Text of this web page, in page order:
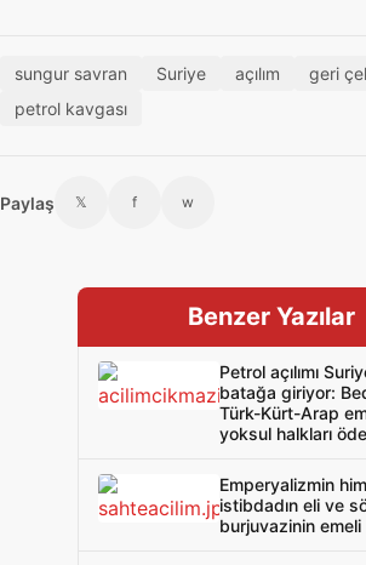
sungur savran Suriye açılım geri
petrol kavgası
Paylaş 𝕏 f w
Benzer Yazılar
Petrol açılımı
batağa giriyor:
Türk-Kürt-Arap
yoksul halkları
Emperyalizmin
istibdadın eli ve
burjuvazinin emeli